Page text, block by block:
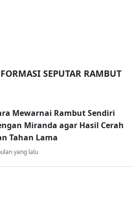
SEPUTAR RAMBUT
Mewarnai Rambut Sendiri
Miranda agar Hasil Cerah
Tahan Lama
yang lalu